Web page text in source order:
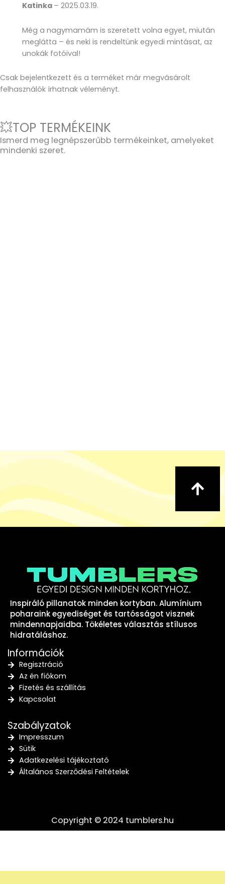
Katinka – 2025.03.19.
Még a nagymamám is szeretett volna egyet, miután
meglátta – és neki is rendeltünk egyedi mintásat, az
unokák fotóival!
Csak bejelentkezett és a terméket már megvásárolt
felhasználók írhatnak véleményt.
💥TOP TERMÉKEINK
Ismerd meg legnépszerűbb termékeinket, amelyeket
mindenki szeret.
Inspiráló pillanatok minden kortyban. Alumínium
poharaink egyediséget és tartósságot visznek
mindennapjaidba. Tökéletes választás stílusos
hidratáláshoz.
Információk
Regisztráció
Az én fiókom
Fizetés és szállítás
Kapcsolat
Szabályzatok
Impresszum
Sütik
Adatkezelési tájékoztató
Általános Szerződési Feltételek
Copyright © 2024 tumblers.hu